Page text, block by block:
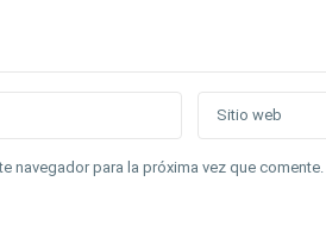
navegador para la próxima vez que comente.